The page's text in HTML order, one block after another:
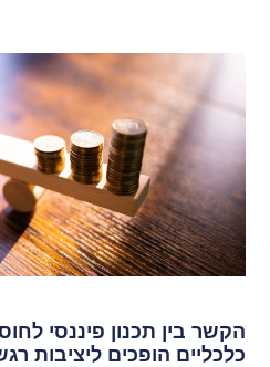
הקשר בין תכנון פיננסי
כלכליים הופכים ליציבות